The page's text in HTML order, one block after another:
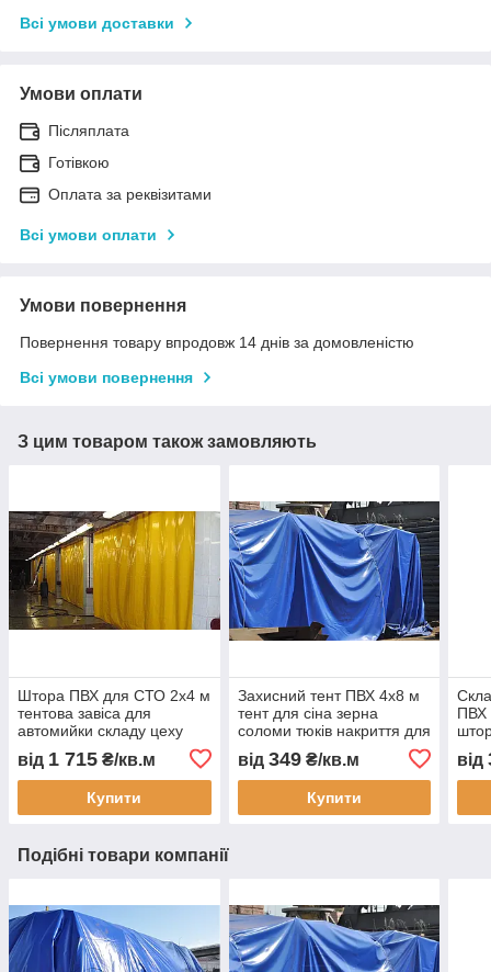
Всі умови доставки
Умови оплати
Післяплата
Готівкою
Оплата за реквізитами
Всі умови оплати
Умови повернення
Повернення товару впродовж 14 днів за домовленістю
Всі умови повернення
З цим товаром також замовляють
Штора ПВХ для СТО 2x4 м
тентова завіса для
автомийки складу цеху
пилу вологи тепла з
монтажем Тент Строй
від 1 715 ₴/кв.м
Купити
Захисний тент ПВХ 4x8 м
тент для сіна зерна
соломи тюків накриття для
будматеріалів укриття
недобудови водостійкий
від 349₴/кв.м
Купити
ПВХ
від
Подібні товари компанії